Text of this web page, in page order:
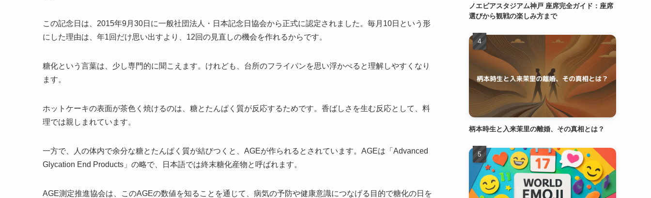
この記念日は、2015年9月30日に一般社団法人・日本記念日協会から正式に認定されました。毎月10日という形
にした理由は、年1回だけ思い出すより、12回の見直しの機会を作れるからです。
糖化という言葉は、少し専門的に聞こえます。けれども、台所のフライパンを思い浮かべると理解しやすくなり
ます。
ホットケーキの表面が茶色く焼けるのは、糖とたんぱく質が反応するためです。香ばしさを生む反応として、料
理では親しまれています。
一方で、人の体内で余分な糖とたんぱく質が結びつくと、AGEが作られるとされています。AGEは「Advanced
Glycation End Products」の略で、日本語では終末糖化産物と呼ばれます。
AGE測定推進協会は、このAGEの数値を知ることを通じて、病気の予防や健康意識につなげる目的で糖化の日を
ノエビアスタジアム神戸 座席完全ガイド：座席
選びから観戦の楽しみ方まで
柄本時生と入来茉里の離婚、その真相とは？